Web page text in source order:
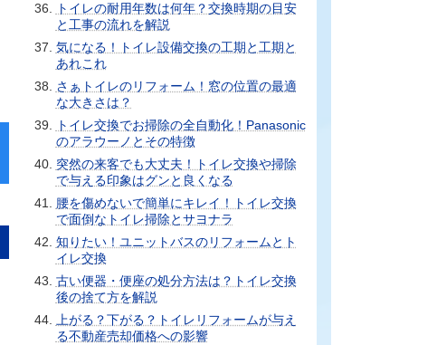
トイレの耐用年数は何年？交換時期の目安
と工事の流れを解説
気になる！トイレ設備交換の工期と工期と
あれこれ
さぁトイレのリフォーム！窓の位置の最適
な大きさは？
トイレ交換でお掃除の全自動化！Panasonic
のアラウーノとその特徴
突然の来客でも大丈夫！トイレ交換や掃除
で与える印象はグンと良くなる
腰を傷めないで簡単にキレイ！トイレ交換
で面倒なトイレ掃除とサヨナラ
知りたい！ユニットバスのリフォームとト
イレ交換
古い便器・便座の処分方法は？トイレ交換
後の捨て方を解説
上がる？下がる？トイレリフォームが与え
る不動産売却価格への影響